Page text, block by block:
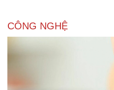
CÔNG NGHỆ